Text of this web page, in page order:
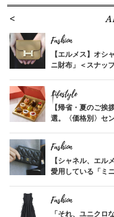
Fashion
【エルメス】オシ
ニ財布」＜スナッ
Lifestyle
【帰省・夏のご挨
選。〈価格別〉セ
Fashion
【シャネル、エル
愛用している「ミ
Fashion
「それ、ユニクロ